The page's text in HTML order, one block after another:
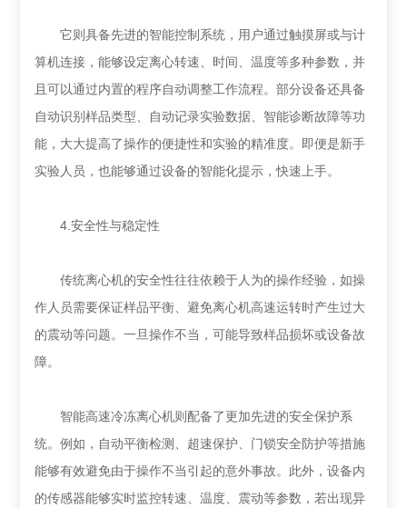
它则具备先进的智能控制系统，用户通过触摸屏或与计
算机连接，能够设定离心转速、时间、温度等多种参数，并
且可以通过内置的程序自动调整工作流程。部分设备还具备
自动识别样品类型、自动记录实验数据、智能诊断故障等功
能，大大提高了操作的便捷性和实验的精准度。即便是新手
实验人员，也能够通过设备的智能化提示，快速上手。
4.安全性与稳定性
传统离心机的安全性往往依赖于人为的操作经验，如操
作人员需要保证样品平衡、避免离心机高速运转时产生过大
的震动等问题。一旦操作不当，可能导致样品损坏或设备故
障。
智能高速冷冻离心机则配备了更加先进的安全保护系
统。例如，自动平衡检测、超速保护、门锁安全防护等措施
能够有效避免由于操作不当引起的意外事故。此外，设备内
的传感器能够实时监控转速、温度、震动等参数，若出现异